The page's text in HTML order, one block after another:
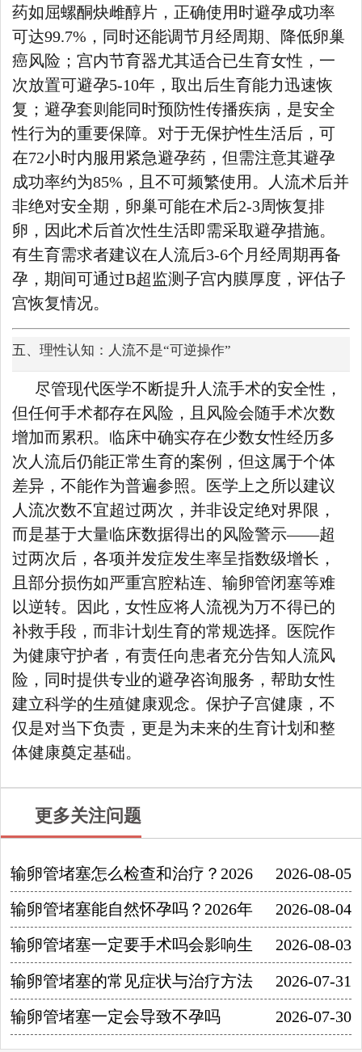
药如屈螺酮炔雌醇片，正确使用时避孕成功率
可达99.7%，同时还能调节月经周期、降低卵巢
癌风险；宫内节育器尤其适合已生育女性，一
次放置可避孕5-10年，取出后生育能力迅速恢
复；避孕套则能同时预防性传播疾病，是安全
性行为的重要保障。对于无保护性生活后，可
在72小时内服用紧急避孕药，但需注意其避孕
成功率约为85%，且不可频繁使用。人流术后并
非绝对安全期，卵巢可能在术后2-3周恢复排
卵，因此术后首次性生活即需采取避孕措施。
有生育需求者建议在人流后3-6个月经周期再备
孕，期间可通过B超监测子宫内膜厚度，评估子
宫恢复情况。
五、理性认知：人流不是“可逆操作”
尽管现代医学不断提升人流手术的安全性，
但任何手术都存在风险，且风险会随手术次数
增加而累积。临床中确实存在少数女性经历多
次人流后仍能正常生育的案例，但这属于个体
差异，不能作为普遍参照。医学上之所以建议
人流次数不宜超过两次，并非设定绝对界限，
而是基于大量临床数据得出的风险警示——超
过两次后，各项并发症发生率呈指数级增长，
且部分损伤如严重宫腔粘连、输卵管闭塞等难
以逆转。因此，女性应将人流视为万不得已的
补救手段，而非计划生育的常规选择。医院作
为健康守护者，有责任向患者充分告知人流风
险，同时提供专业的避孕咨询服务，帮助女性
建立科学的生殖健康观念。保护子宫健康，不
仅是对当下负责，更是为未来的生育计划和整
体健康奠定基础。
更多关注问题
输卵管堵塞怎么检查和治疗？2026 2026-08-05
输卵管堵塞能自然怀孕吗？2026年 2026-08-04
输卵管堵塞一定要手术吗会影响生 2026-08-03
输卵管堵塞的常见症状与治疗方法 2026-07-31
输卵管堵塞一定会导致不孕吗 2026-07-30